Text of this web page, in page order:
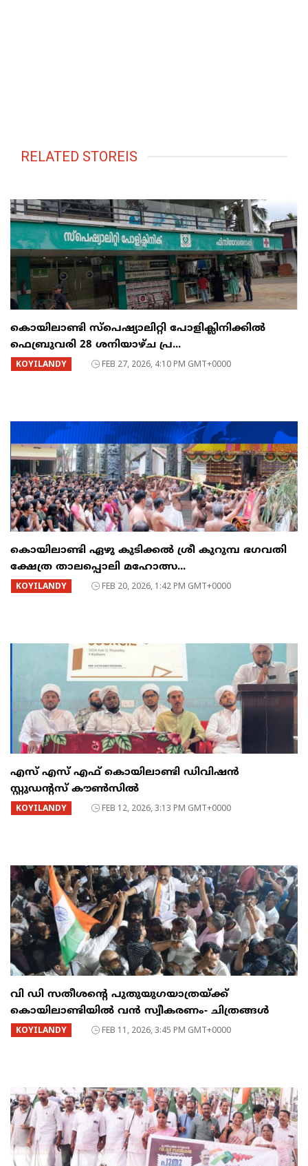
RELATED STOREIS
കൊയിലാണ്ടി സ്പെഷ്യാലിറ്റി പോളിക്ലിനിക്കിൽ
ഫെബ്രുവരി 28 ശനിയാഴ്ച പ്ര...
KOYILANDY FEB 27, 2026, 4:10 PM GMT+0000
കൊയിലാണ്ടി ഏഴു കുടിക്കൽ ശ്രീ കുറുമ്പ ഭഗവതി
ക്ഷേത്ര താലപ്പൊലി മഹോത്സ...
KOYILANDY FEB 20, 2026, 1:42 PM GMT+0000
എസ് എസ് എഫ് കൊയിലാണ്ടി ഡിവിഷൻ
സ്റ്റുഡൻ്റസ് കൗൺസിൽ
KOYILANDY FEB 12, 2026, 3:13 PM GMT+0000
വി ഡി സതീശന്റെ പുതുയുഗയാത്രയ്ക്ക്
കൊയിലാണ്ടിയിൽ വൻ സ്വീകരണം- ചിത്രങ്ങൾ
KOYILANDY FEB 11, 2026, 3:45 PM GMT+0000